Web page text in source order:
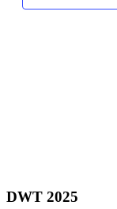
DWT 2025